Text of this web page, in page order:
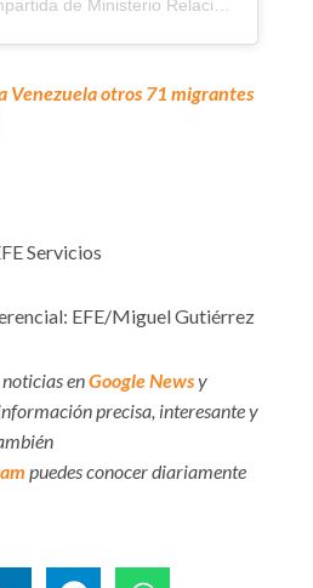
Venezuela otros 71 migrantes
Servicios
EFE/Miguel Gutiérrez
enGoogle Newsy
precisa, interesante y
puedes conocer diariamente